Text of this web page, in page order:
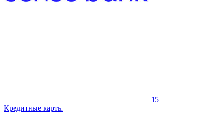
15
Кредитные карты